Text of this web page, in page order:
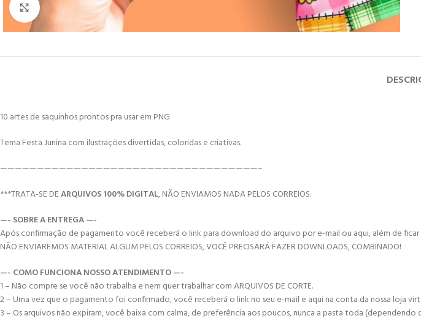
Click to enlarge
10 artes de saquinhos prontos pra usar em PNG
Tema Festa Junina com ilustrações divertidas, coloridas e criativas.
———————————————————————————————————–
***TRATA-SE DEARQUIVOS 100% DIGITAL, NÃO ENVIAMOS NADA PELOS CORREIOS.
—- SOBRE A ENTREGA —-
Após confirmação de pagamento você receberá o link para download do arquivo por e-mail ou aqui, além de
NÃO ENVIAREMOS MATERIAL ALGUM PELOS CORREIOS, VOCÊ PRECISARÁ FAZER DOWNLOADS, COMBINADO!
—- COMO FUNCIONA NOSSO ATENDIMENTO —-
1 – Não compre se você não trabalha e nem quer trabalhar com ARQUIVOS DE CORTE.
2 – Uma vez que o pagamento foi confirmado, você receberá o link no seu e-mail e aqui na conta da nossa loja
3 – Os arquivos não expiram, você baixa com calma, de preferência aos poucos, nunca a pasta toda